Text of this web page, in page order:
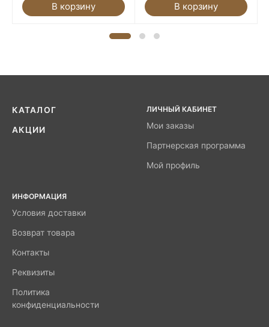
В корзину В корзину
КАТАЛОГ
АКЦИИ
ЛИЧНЫЙ КАБИНЕТ
Мои заказы
Партнерская программа
Мой профиль
ИНФОРМАЦИЯ
Условия доставки
Возврат товара
Контакты
Реквизиты
Политика
конфиденциальности